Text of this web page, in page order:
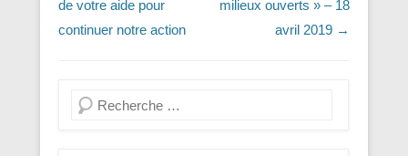
de votre aide pour
continuer notre action
milieux ouverts » – 18
avril 2019 →
Recherche